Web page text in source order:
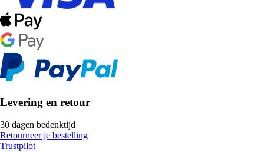
Levering en retour
30 dagen bedenktijd
Retourneer je bestelling
Trustpilot